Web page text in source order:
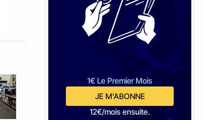
1€ Le Premier Mois
JE M'ABONNE
12€/mois ensuite.